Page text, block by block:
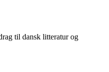
til dansk litteratur og